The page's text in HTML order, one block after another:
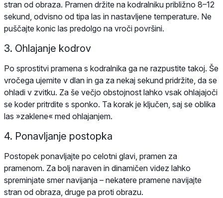
stran od obraza. Pramen držite na kodralniku približno 8–12
sekund, odvisno od tipa las in nastavljene temperature. Ne
puščajte konic las predolgo na vroči površini.
3. Ohlajanje kodrov
Po sprostitvi pramena s kodralnika ga ne razpustite takoj. Še
vročega ujemite v dlan in ga za nekaj sekund pridržite, da se
ohladi v zvitku. Za še večjo obstojnost lahko vsak ohlajajoči
se koder pritrdite s sponko. Ta korak je ključen, saj se oblika
las »zaklene« med ohlajanjem.
4. Ponavljanje postopka
Postopek ponavljajte po celotni glavi, pramen za
pramenom. Za bolj naraven in dinamičen videz lahko
spreminjate smer navijanja – nekatere pramene navijajte
stran od obraza, druge pa proti obrazu.